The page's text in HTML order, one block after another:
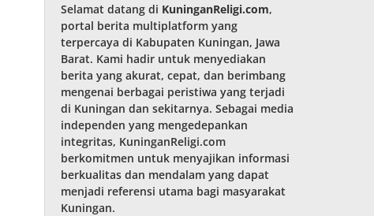
Selamat datang di KuninganReligi.com,
portal berita multiplatform yang
terpercaya di Kabupaten Kuningan, Jawa
Barat. Kami hadir untuk menyediakan
berita yang akurat, cepat, dan berimbang
mengenai berbagai peristiwa yang terjadi
di Kuningan dan sekitarnya. Sebagai media
independen yang mengedepankan
integritas, KuninganReligi.com
berkomitmen untuk menyajikan informasi
berkualitas dan mendalam yang dapat
menjadi referensi utama bagi masyarakat
Kuningan.